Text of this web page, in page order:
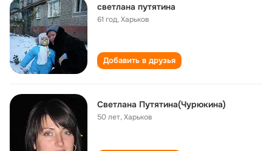
светлана путятина
61 год,Харьков
Добавить в друзья
Светлана Путятина(Чурюкина)
50 лет,Харьков